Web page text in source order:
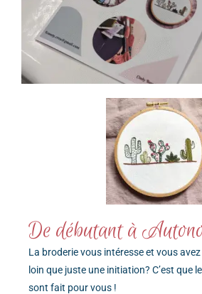
De débutant à
La broderie vous intéresse et vous avez
loin que juste une initiation? C’est que
sont fait pour vous !